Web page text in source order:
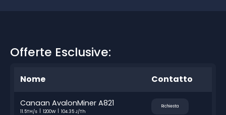
Offerte Esclusive:
Nome Contatto
Canaan AvalonMiner A821
11.5TH/s 1200W 104.35 J/Th
Richiesta